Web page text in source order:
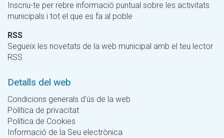
Inscriu-te per rebre informació puntual sobre les activitats
municipals i tot el que es fa al poble
RSS
Segueix les novetats de la web municipal amb el teu lector
RSS
Detalls del web
Condicions generals d'ús de la web
Política de privacitat
Política de Cookies
Informació de la Seu electrònica